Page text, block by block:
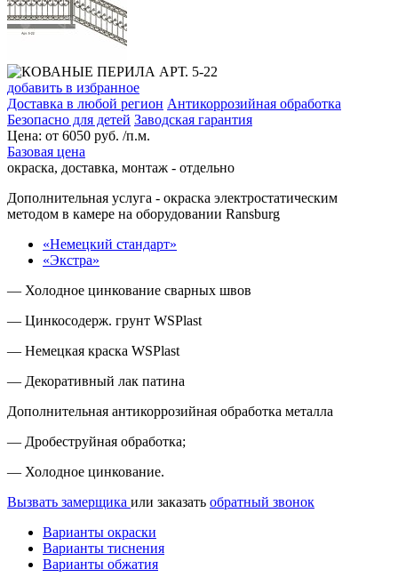
добавить в избранное
Доставка в любой регион Антикоррозийная обработка
Безопасно для детей Заводская гарантия
Цена: от 6050 руб. /п.м.
Базовая цена
окраска, доставка, монтаж - отдельно
Дополнительная услуга - окраска электростатическим
методом в камере на оборудовании Ransburg
«Немецкий стандарт»
«Экстра»
— Холодное цинкование сварных швов
— Цинкосодерж. грунт WSPlast
— Немецкая краска WSPlast
— Декоративный лак патина
Дополнительная антикоррозийная обработка металла
— Дробеструйная обработка;
— Холодное цинкование.
Вызвать замерщика или заказать обратный звонок
Варианты окраски
Варианты тиснения
Варианты обжатия